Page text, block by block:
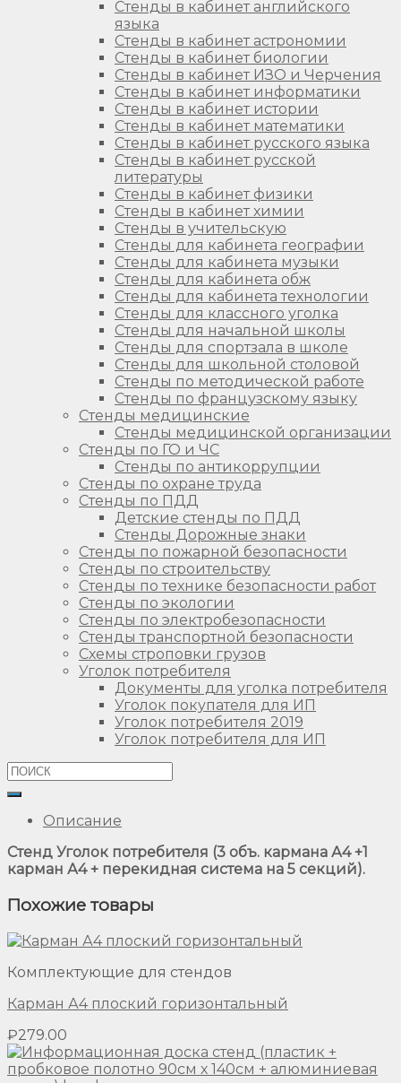
Стенды в кабинет английского
языка
Стенды в кабинет астрономии
Стенды в кабинет биологии
Стенды в кабинет ИЗО и Черчения
Стенды в кабинет информатики
Стенды в кабинет истории
Стенды в кабинет математики
Стенды в кабинет русского языка
Стенды в кабинет русской
литературы
Стенды в кабинет физики
Стенды в кабинет химии
Стенды в учительскую
Стенды для кабинета географии
Стенды для кабинета музыки
Стенды для кабинета обж
Стенды для кабинета технологии
Стенды для классного уголка
Стенды для начальной школы
Стенды для спортзала в школе
Стенды для школьной столовой
Стенды по методической работе
Стенды по французскому языку
Стенды медицинские
Стенды медицинской организации
Стенды по ГО и ЧС
Стенды по антикоррупции
Стенды по охране труда
Стенды по ПДД
Детские стенды по ПДД
Стенды Дорожные знаки
Стенды по пожарной безопасности
Стенды по строительству
Стенды по технике безопасности работ
Стенды по экологии
Стенды по электробезопасности
Стенды транспортной безопасности
Схемы строповки грузов
Уголок потребителя
Документы для уголка потребителя
Уголок покупателя для ИП
Уголок потребителя 2019
Уголок потребителя для ИП
Описание
Стенд Уголок потребителя (3 объ. кармана А4 +1
карман А4 + перекидная система на 5 секций).
Похожие товары
Комплектующие для стендов
Карман А4 плоский горизонтальный
₽279.00